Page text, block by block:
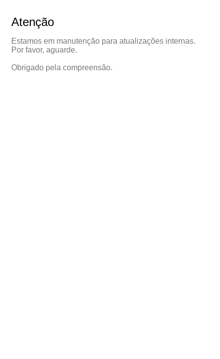
Atenção
Estamos em manutenção para atualizações internas.
Por favor, aguarde.
Obrigado pela compreensão.